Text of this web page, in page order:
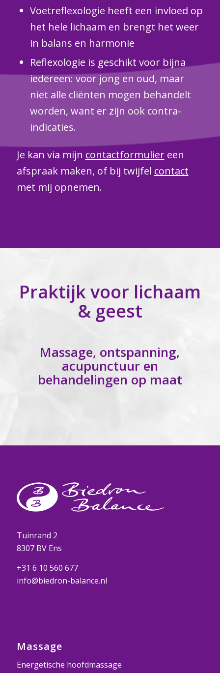
Voetreflexologie heeft een invloed op
het hele lichaam en brengt het weer
in balans en harmonie
Reflexologie is geschikt voor bijna
iedereen: voor jong en oud, maar
niet alle cliënten mogen behandelt
worden, want er zijn ook contra-
indicaties.
Je kan via mijn contactformuliereen
afspraak maken, of bij twijfel contact
met mij opnemen.
Praktijk voor lichaam
& geest
Massage, ontspanning,
acupunctuur en
behandelingen op maat
Tuinrand 2
8307 BV Ens
+31 6 10 560 677
info@biedron-balance.nl
Massage
Energetische hoofdmassage